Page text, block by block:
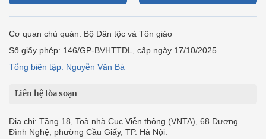
Cơ quan chủ quản: Bộ Dân tộc và Tôn giáo
Số giấy phép: 146/GP-BVHTTDL, cấp ngày 17/10/2025
Tổng biên tập: Nguyễn Văn Bá
Liên hệ tòa soạn
Địa chỉ: Tầng 18, Toà nhà Cục Viễn thông (VNTA), 68 Dương
Đình Nghệ, phường Cầu Giấy, TP. Hà Nội.